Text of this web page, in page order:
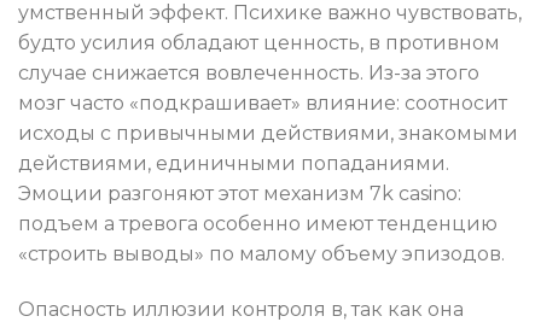
умственный эффект. Психике важно чувствовать,
будто усилия обладают ценность, в противном
случае снижается вовлеченность. Из-за этого
мозг часто «подкрашивает» влияние: соотносит
исходы с привычными действиями, знакомыми
действиями, единичными попаданиями.
Эмоции разгоняют этот механизм 7k casino:
подъем а тревога особенно имеют тенденцию
«строить выводы» по малому объему эпизодов.
Опасность иллюзии контроля в, так как она